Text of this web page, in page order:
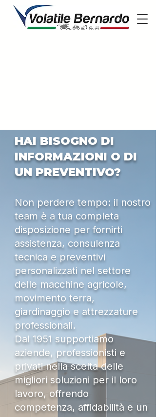
HAI BISOGNO DI
INFORMAZIONI O DI
UN PREVENTIVO?
Non perdere tempo: il nostro
team è a tua completa
disposizione per fornirti
assistenza, consulenza
tecnica e preventivi
personalizzati nel settore
delle macchine agricole,
movimento terra,
giardinaggio e attrezzature
professionali.
Dal 1951 supportiamo
aziende, professionisti e
privati nella scelta delle
migliori soluzioni per il loro
lavoro, offrendo
competenza, affidabilità e un